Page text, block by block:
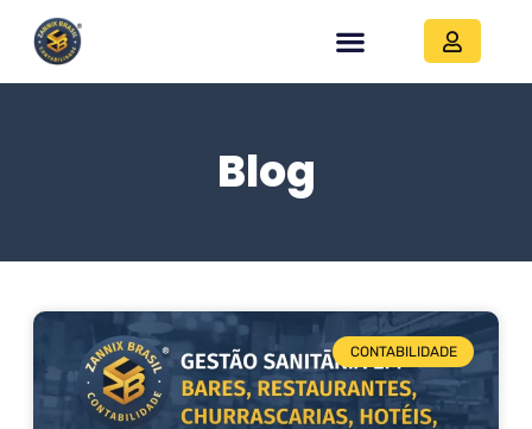
Blog
CONTABILIDADE